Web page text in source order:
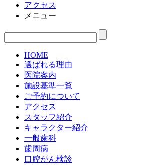
アクセス
メニュー
HOME
選ばれる理由
医院案内
施設基準一覧
ご予約について
アクセス
スタッフ紹介
キャラクター紹介
一般歯科
歯周病
口腔がん検診